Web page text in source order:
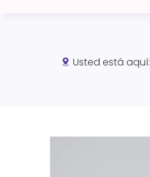
Usted está aquí: